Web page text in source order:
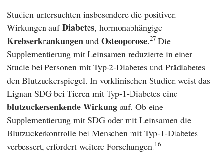
Studien untersuchten insbesondere die positiven
Wirkungen aufDiabetes, hormonabhängige
Krebserkrankungen und Osteoporose.27Die
Supplementierung mit Leinsamen reduzierte in einer
Studie bei Personen mit Typ-2-Diabetes und Prädiabetes
den Blutzuckerspiegel. In vorklinischen Studien weist das
Lignan SDG bei Tieren mit Typ-1-Diabetes eine
blutzuckersenkende Wirkung auf. Ob eine
Supplementierung mit SDG oder mit Leinsamen die
Blutzuckerkontrolle bei Menschen mit Typ-1-Diabetes
verbessert, erfordert weitere Forschungen.16